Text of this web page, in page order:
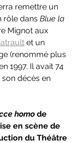
remettre un
rôle dans Blue la
Mignot aux
et un
(renommé plus
1997. Il avait 74
décès en
homo de
en scène de
du Théâtre